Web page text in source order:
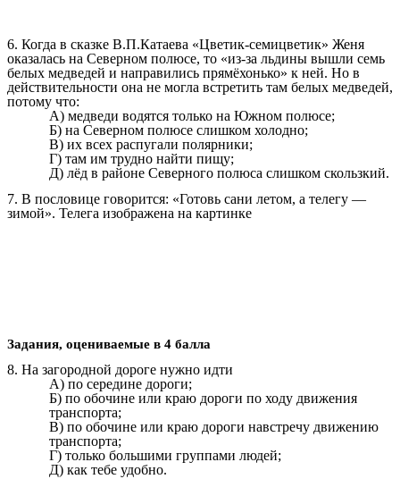
6. Когда в сказке В.П.Катаева «Цветик-семицветик» Женя
оказалась на Северном полюсе, то «из-за льдины вышли семь
белых медведей и направились прямёхонько» к ней. Но в
действительности она не могла встретить там белых медведей,
потому что:
А) медведи водятся только на Южном полюсе;
Б) на Северном полюсе слишком холодно;
В) их всех распугали полярники;
Г) там им трудно найти пищу;
Д) лёд в районе Северного полюса слишком скользкий.
7. В пословице говорится: «Готовь сани летом, а телегу —
зимой». Телега изображена на картинке
Задания, оцениваемые в 4 балла
8. На загородной дороге нужно идти
А) по середине дороги;
Б) по обочине или краю дороги по ходу движения
транспорта;
В) по обочине или краю дороги навстречу движению
транспорта;
Г) только большими группами людей;
Д) как тебе удобно.